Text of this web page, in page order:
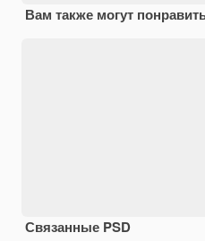
Вам также могут
Связанные PSD